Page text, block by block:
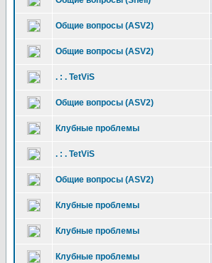
Общие вопросы (ASV2)
Общие вопросы (ASV2)
. : . TetViS
Общие вопросы (ASV2)
Клубные проблемы
. : . TetViS
Общие вопросы (ASV2)
Клубные проблемы
Клубные проблемы
Клубные проблемы